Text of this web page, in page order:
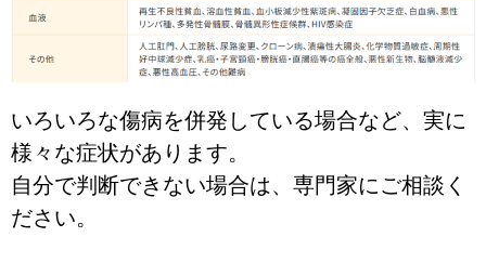
いろいろな傷病を併発している場合など、実に
様々な症状があります。
自分で判断できない場合は、専門家にご相談く
ださい。